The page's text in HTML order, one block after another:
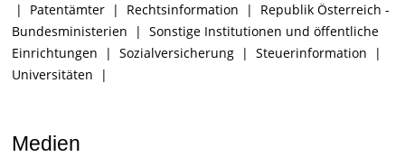
| Patentämter | Rechtsinformation | Republik Österreich -
Bundesministerien | Sonstige Institutionen und öffentliche
Einrichtungen | Sozialversicherung | Steuerinformation |
Universitäten |
Medien